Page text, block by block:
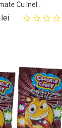
Cu Inel...
leiPret